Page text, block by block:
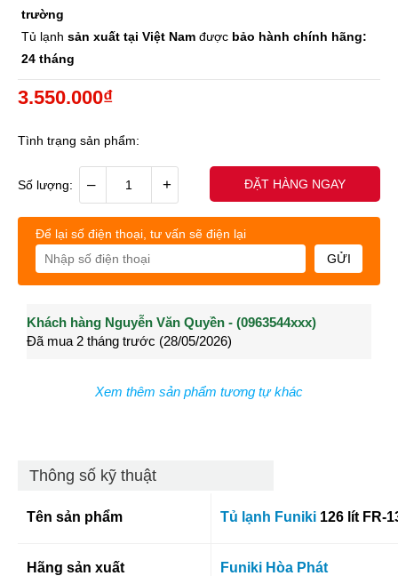
trường
Tủ lạnh sản xuất tại Việt Nam được bảo hành chính hãng:
24 tháng
3.550.000₫
Tình trạng sản phẩm:
Số lượng: – + ĐẶT HÀNG NGAY
Để lại số điện thoại, tư vấn sẽ điện lại
GỬI
Khách hàng Nguyễn Văn Quyền - (0963544xxx)
Đã mua 2 tháng trước (28/05/2026)
Khách hàng Nguyễn Thành Long - (0902021xxx)
Đã mua 3 tháng trước (27/04/2026)
Xem thêm sản phẩm tương tự khác
Thông số kỹ thuật
Tên sản phẩm Tủ lạnh Funiki 126 lít FR-
Hãng sản xuất Funiki Hòa Phát